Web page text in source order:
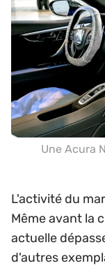
Une Acura
L'activité du
Même avant la
actuelle
d'autres